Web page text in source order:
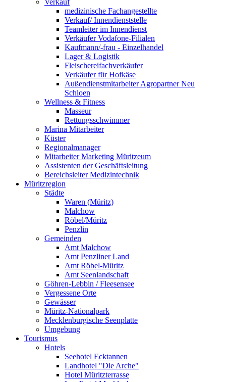
medizinische Fachangestellte
Verkauf/ Innendienststelle
Teamleiter im Innendienst
Verkäufer Vodafone-Filialen
Kaufmann/-frau - Einzelhandel
Lager & Logistik
Fleischereifachverkäufer
Verkäufer für Hofkäse
Außendienstmitarbeiter Agropartner Neu
Schloen
Wellness & Fitness
Masseur
Rettungsschwimmer
Marina Mitarbeiter
Küster
Regionalmanager
Mitarbeiter Marketing Müritzeum
Assistenten der Geschäftsleitung
Bereichsleiter Medizintechnik
Müritzregion
Städte
Waren (Müritz)
Malchow
Röbel/Müritz
Penzlin
Gemeinden
Amt Malchow
Amt Penzliner Land
Amt Röbel-Müritz
Amt Seenlandschaft
Göhren-Lebbin / Fleesensee
Vergessene Orte
Gewässer
Müritz-Nationalpark
Mecklenburgische Seenplatte
Umgebung
Tourismus
Hotels
Seehotel Ecktannen
Landhotel "Die Arche"
Hotel Müritzterrasse